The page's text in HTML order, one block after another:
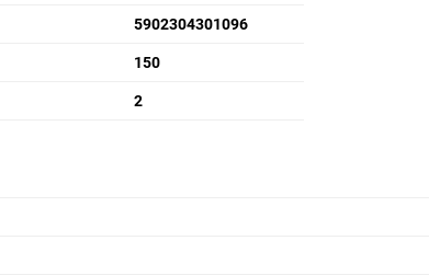
5902304301096
150
2